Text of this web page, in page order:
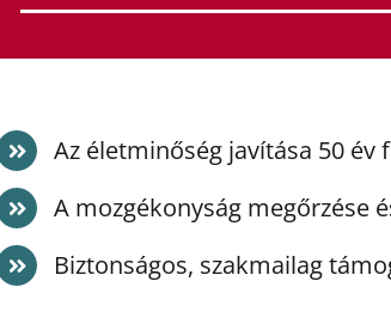
Az életminőség javítása 50 év
A mozgékonyság megőrzése
Biztonságos, szakmailag